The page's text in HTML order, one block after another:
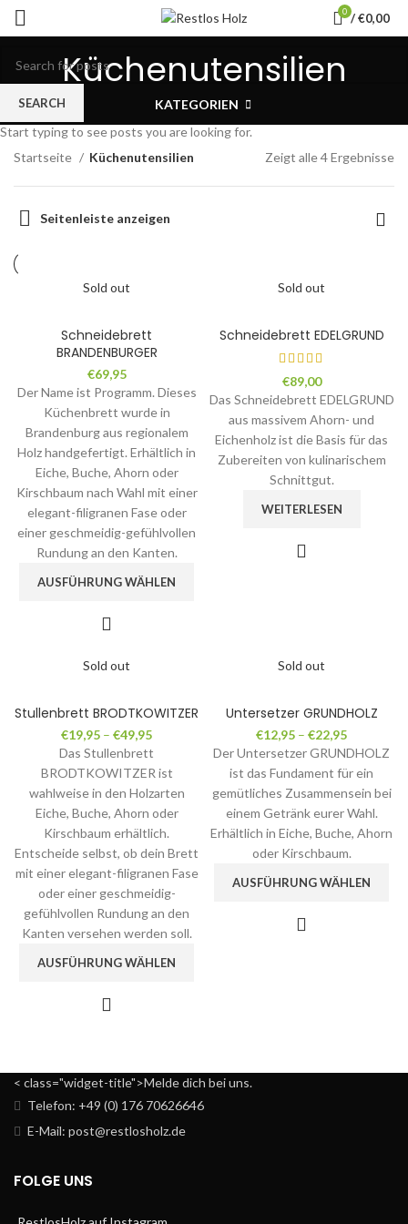
0 /€0,00
Küchenutensilien
KATEGORIEN
Startseite Küchenutensilien Zeigt alle 4 Ergebnisse
Seitenleiste anzeigen
Sold out
Schneidebrett
BRANDENBURGER
€69,95
Der Name ist Programm. Dieses
Küchenbrett wurde in
Brandenburg aus regionalem
Holz handgefertigt. Erhältlich in
Eiche, Buche, Ahorn oder
Kirschbaum nach Wahl mit einer
elegant-filigranen Fase oder
einer geschmeidig-gefühlvollen
Rundung an den Kanten.
AUSFÜHRUNG WÄHLEN
Sold out
Schneidebrett EDELGRUND
€89,00
Das Schneidebrett EDELGRUND
aus massivem Ahorn- und
Eichenholz ist die Basis für das
Zubereiten von kulinarischem
Schnittgut.
WEITERLESEN
Sold out
Stullenbrett BRODTKOWITZER
€19,95 – €49,95
Das Stullenbrett
BRODTKOWITZER ist
wahlweise in den Holzarten
Eiche, Buche, Ahorn oder
Kirschbaum erhältlich.
Entscheide selbst, ob dein Brett
mit einer elegant-filigranen Fase
oder einer geschmeidig-
gefühlvollen Rundung an den
Kanten versehen werden soll.
AUSFÜHRUNG WÄHLEN
Sold out
Untersetzer GRUNDHOLZ
€12,95 – €22,95
Der Untersetzer GRUNDHOLZ
ist das Fundament für ein
gemütliches Zusammensein bei
einem Getränk eurer Wahl.
Erhältlich in Eiche, Buche, Ahorn
oder Kirschbaum.
AUSFÜHRUNG WÄHLEN
< class="widget-title">Melde dich bei uns.
Telefon: +49 (0) 176 70626646
E-Mail: post@restlosholz.de
FOLGE UNS
SEARCH
Start typing to see posts you are looking for.